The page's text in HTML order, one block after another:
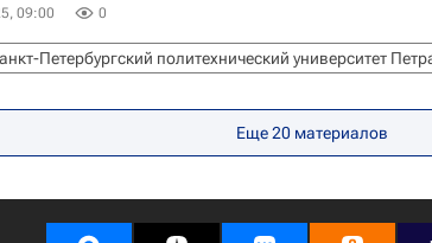
09:00 0
Петербургский политехнический университет
Еще 20 материалов